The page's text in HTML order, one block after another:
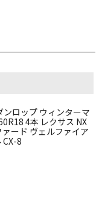
ンロップ ウィンターマ
4本 レクサス NX
ード ヴェルファイア
8